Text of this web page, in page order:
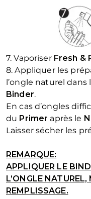
7. Vaporiser Fresh &
8. Appliquer les
l’ongle naturel dans
Binder.
En cas d’ongles
du Primer après le
Laisser sécher les
REMARQUE:
APPLIQUER LE
L’ONGLE
REMPLISSAGE.